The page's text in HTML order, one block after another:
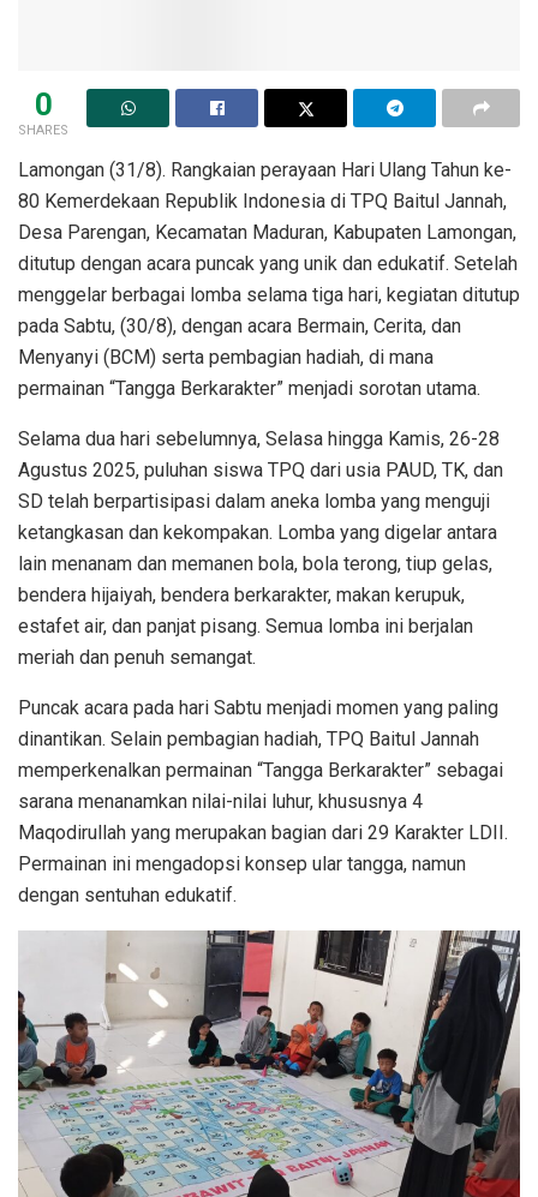
0
SHARES
Lamongan (31/8). Rangkaian perayaan Hari Ulang Tahun ke-
80 Kemerdekaan Republik Indonesia di TPQ Baitul Jannah,
Desa Parengan, Kecamatan Maduran, Kabupaten Lamongan,
ditutup dengan acara puncak yang unik dan edukatif. Setelah
menggelar berbagai lomba selama tiga hari, kegiatan ditutup
pada Sabtu, (30/8), dengan acara Bermain, Cerita, dan
Menyanyi (BCM) serta pembagian hadiah, di mana
permainan “Tangga Berkarakter” menjadi sorotan utama.
Selama dua hari sebelumnya, Selasa hingga Kamis, 26-28
Agustus 2025, puluhan siswa TPQ dari usia PAUD, TK, dan
SD telah berpartisipasi dalam aneka lomba yang menguji
ketangkasan dan kekompakan. Lomba yang digelar antara
lain menanam dan memanen bola, bola terong, tiup gelas,
bendera hijaiyah, bendera berkarakter, makan kerupuk,
estafet air, dan panjat pisang. Semua lomba ini berjalan
meriah dan penuh semangat.
Puncak acara pada hari Sabtu menjadi momen yang paling
dinantikan. Selain pembagian hadiah, TPQ Baitul Jannah
memperkenalkan permainan “Tangga Berkarakter” sebagai
sarana menanamkan nilai-nilai luhur, khususnya 4
Maqodirullah yang merupakan bagian dari 29 Karakter LDII.
Permainan ini mengadopsi konsep ular tangga, namun
dengan sentuhan edukatif.